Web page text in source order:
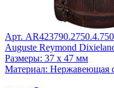
Арт.
Auguste Reymond
Размеры: 37 x 47 мм
Материал: Нержавеющая